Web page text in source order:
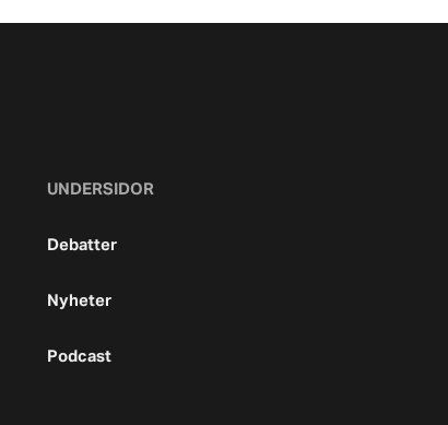
UNDERSIDOR
Debatter
Nyheter
Podcast